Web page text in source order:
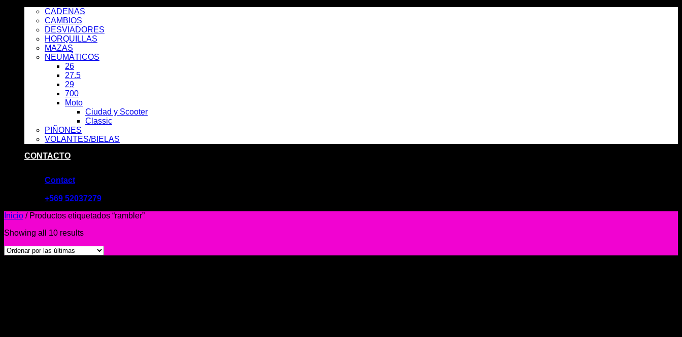
CADENAS
CAMBIOS
DESVIADORES
HORQUILLAS
MAZAS
NEUMÁTICOS
26
27.5
29
700
Moto
Ciudad y Scooter
Classic
PIÑONES
VOLANTES/BIELAS
CONTACTO
Contact
+569 52037279
Inicio /Productos etiquetados “rambler”
Showing all 10 results